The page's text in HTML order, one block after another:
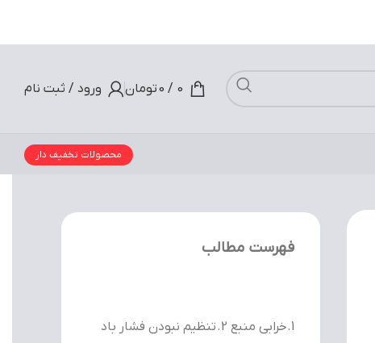
0
/
0تومان ورود / ثبت نام
محصولات تخفیف دار
فهرست مطالب
1.خرابی منبع 2. تنظیم نبودن فشار باد